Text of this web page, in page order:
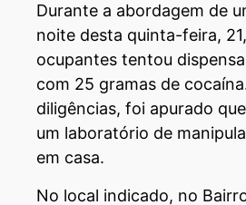
Durante a abordagem de
noite desta quinta-feira,
ocupantes tentou
com 25 gramas de
diligências, foi apurado
um laboratório de
em casa.
No local indicado, no